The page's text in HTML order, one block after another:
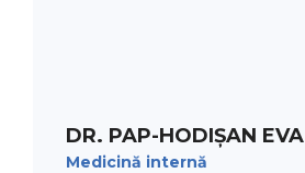
DR. PAP-HODIȘAN EVA
Medicină internă